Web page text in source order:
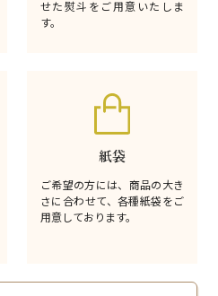
せた熨斗をご用意いたしま
す。
紙袋
ご希望の方には、商品の大き
さに合わせて、各種紙袋をご
用意しております。